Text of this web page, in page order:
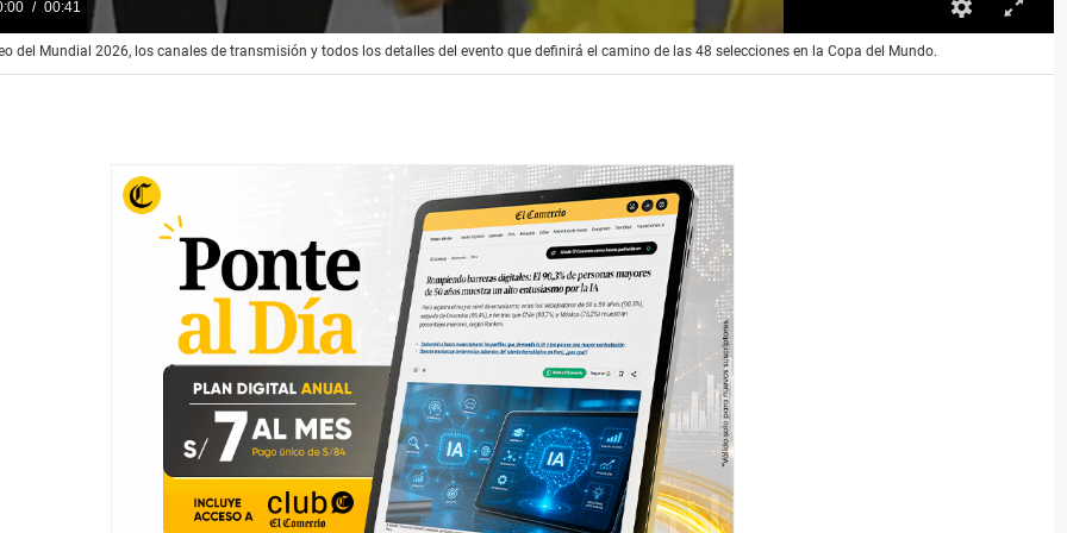
00:41
del Mundial 2026, los canales de transmisión y todos los detalles del evento que definirá el camino de las 48 selecciones en la Copa del Mundo.